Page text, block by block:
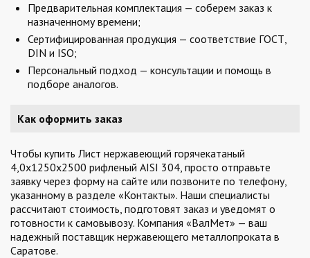
Предварительная комплектация — соберем заказ к
назначенному времени;
Сертифицированная продукция — соответствие ГОСТ,
DIN и ISO;
Персональный подход — консультации и помощь в
подборе аналогов.
Как оформить заказ
Чтобы купить Лист нержавеющий горячекатаный
4,0х1250х2500 рифленый AISI 304, просто отправьте
заявку через форму на сайте или позвоните по телефону,
указанному в разделе «Контакты». Наши специалисты
рассчитают стоимость, подготовят заказ и уведомят о
готовности к самовывозу. Компания «ВалМет» — ваш
надежный поставщик нержавеющего металлопроката в
Саратове.